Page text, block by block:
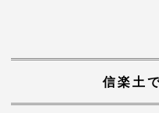
信楽土